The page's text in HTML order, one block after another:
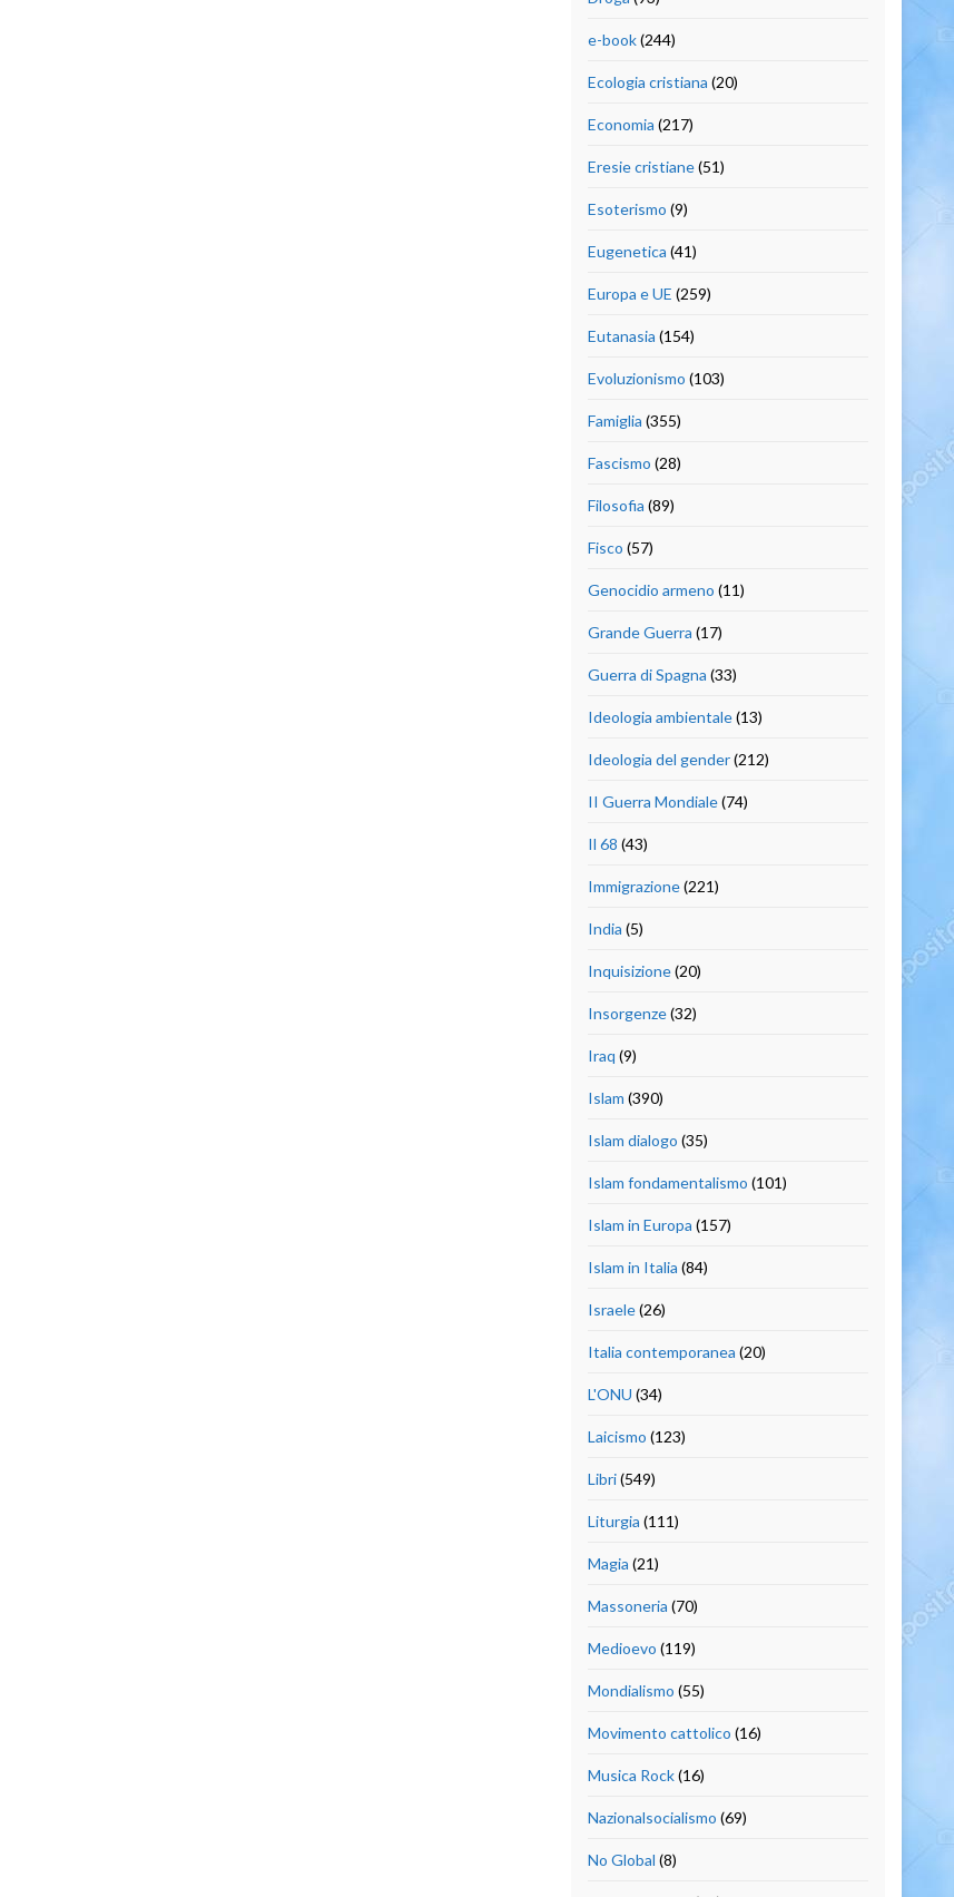
e-book(244)
Ecologia cristiana (20)
Economia (217)
Eresie cristiane(51)
Esoterismo (9)
Eugenetica (41)
Europa e UE (259)
Eutanasia (154)
Evoluzionismo (103)
Famiglia (355)
Fascismo (28)
Filosofia (89)
Fisco (57)
Genocidio armeno (11)
Grande Guerra (17)
Guerra di Spagna (33)
Ideologia ambientale(13)
Ideologia del gender(212)
II Guerra Mondiale(74)
Il 68 (43)
Immigrazione(221)
India (5)
Inquisizione(20)
Insorgenze(32)
Iraq (9)
Islam (390)
Islam dialogo (35)
Islam fondamentalismo (101)
Islam in Europa (157)
Islam in Italia (84)
Israele(26)
Italia contemporanea (20)
L'ONU (34)
Laicismo (123)
Libri(549)
Liturgia (111)
Magia (21)
Massoneria (70)
Medioevo (119)
Mondialismo (55)
Movimento cattolico (16)
Musica Rock(16)
Nazionalsocialismo (69)
No Global (8)